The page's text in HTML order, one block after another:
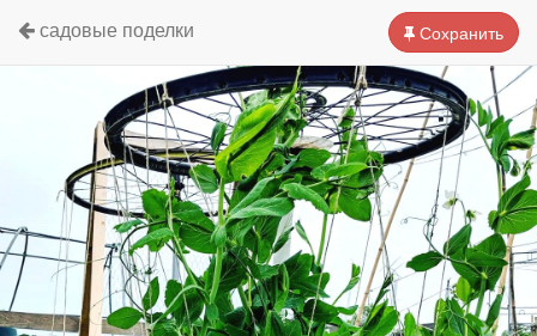
Сохранить
садовые поделки